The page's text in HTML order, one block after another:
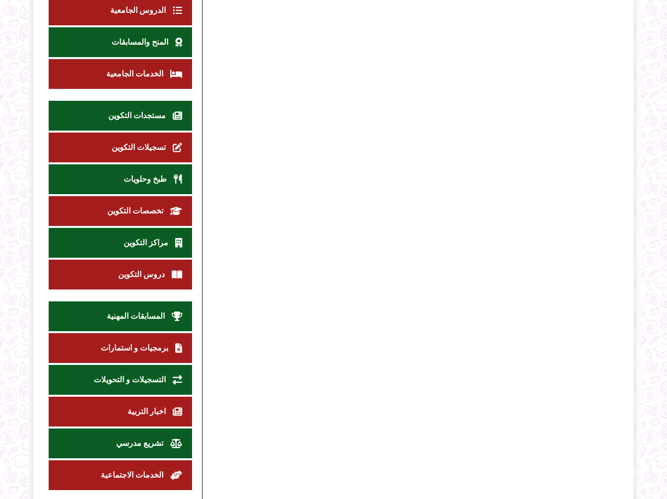
الدروس الجامعية
المنح والمسابقات
الخدمات الجامعية
مستجدات التكوين
تسجيلات التكوين
طبخ وحلويات
تخصصات التكوين
مراكز التكوين
دروس التكوين
المسابقات المهنية
برمجيات و استمارات
التسجيلات و التحويلات
اخبار التربية
تشريع مدرسي
الخدمات الاجتماعية